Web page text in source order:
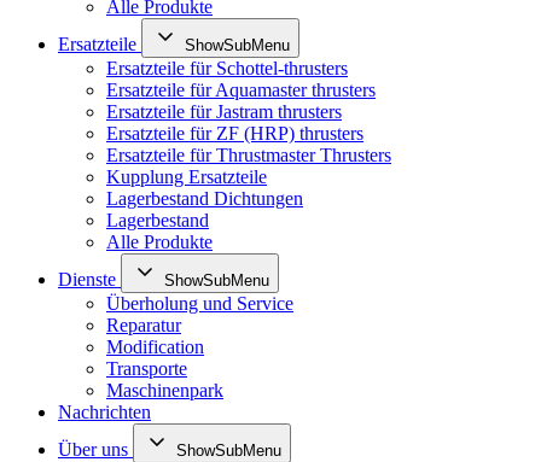
Alle Produkte
Ersatzteile
ShowSubMenu
Ersatzteile für Schottel-thrusters
Ersatzteile für Aquamaster thrusters
Ersatzteile für Jastram thrusters
Ersatzteile für ZF (HRP) thrusters
Ersatzteile für Thrustmaster Thrusters
Kupplung Ersatzteile
Lagerbestand Dichtungen
Lagerbestand
Alle Produkte
Dienste
ShowSubMenu
Überholung und Service
Reparatur
Modification
Transporte
Maschinenpark
Nachrichten
Über uns
ShowSubMenu